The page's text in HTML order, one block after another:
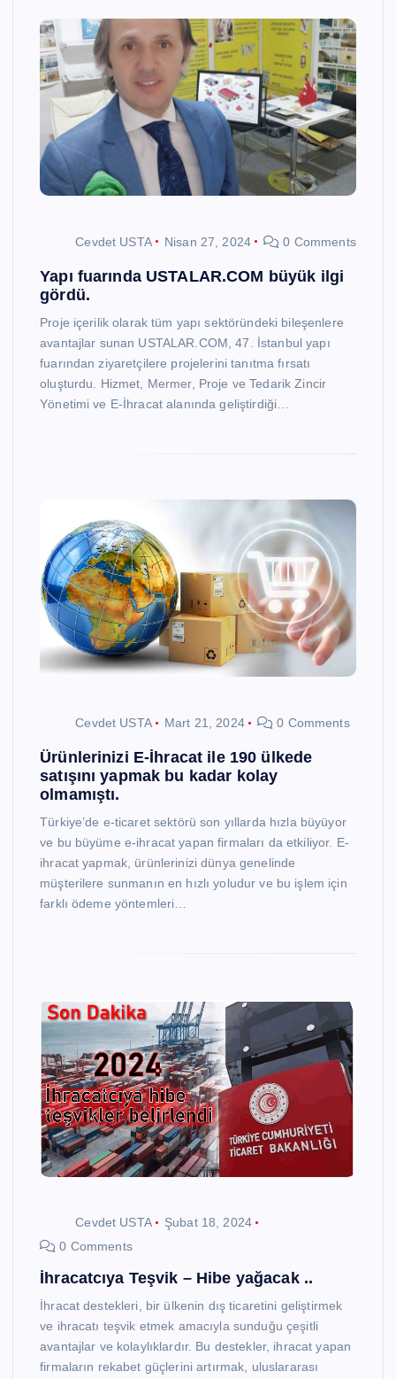
Cevdet USTA Nisan 27, 2024 0 Comments
Yapı fuarında USTALAR.COM büyük ilgi
gördü.
Proje içerilik olarak tüm yapı sektöründeki bileşenlere
avantajlar sunan USTALAR.COM, 47. İstanbul yapı
fuarından ziyaretçilere projelerini tanıtma fırsatı
oluşturdu. Hizmet, Mermer, Proje ve Tedarik Zincir
Yönetimi ve E-İhracat alanında geliştirdiği…
Cevdet USTA Mart 21, 2024 0 Comments
Ürünlerinizi E-İhracat ile 190 ülkede
satışını yapmak bu kadar kolay
olmamıştı.
Türkiye’de e-ticaret sektörü son yıllarda hızla büyüyor
ve bu büyüme e-ihracat yapan firmaları da etkiliyor. E-
ihracat yapmak, ürünlerinizi dünya genelinde
müşterilere sunmanın en hızlı yoludur ve bu işlem için
farklı ödeme yöntemleri…
Cevdet USTA
Şubat 18, 2024
0 Comments
İhracatcıya Teşvik – Hibe yağacak ..
İhracat destekleri, bir ülkenin dış ticaretini geliştirmek
ve ihracatı teşvik etmek amacıyla sunduğu çeşitli
avantajlar ve kolaylıklardır. Bu destekler, ihracat yapan
firmaların rekabet güçlerini artırmak, uluslararası